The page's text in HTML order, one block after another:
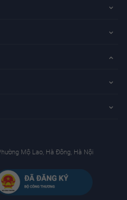
Mộ Lao, Hà Đông, Hà Nội